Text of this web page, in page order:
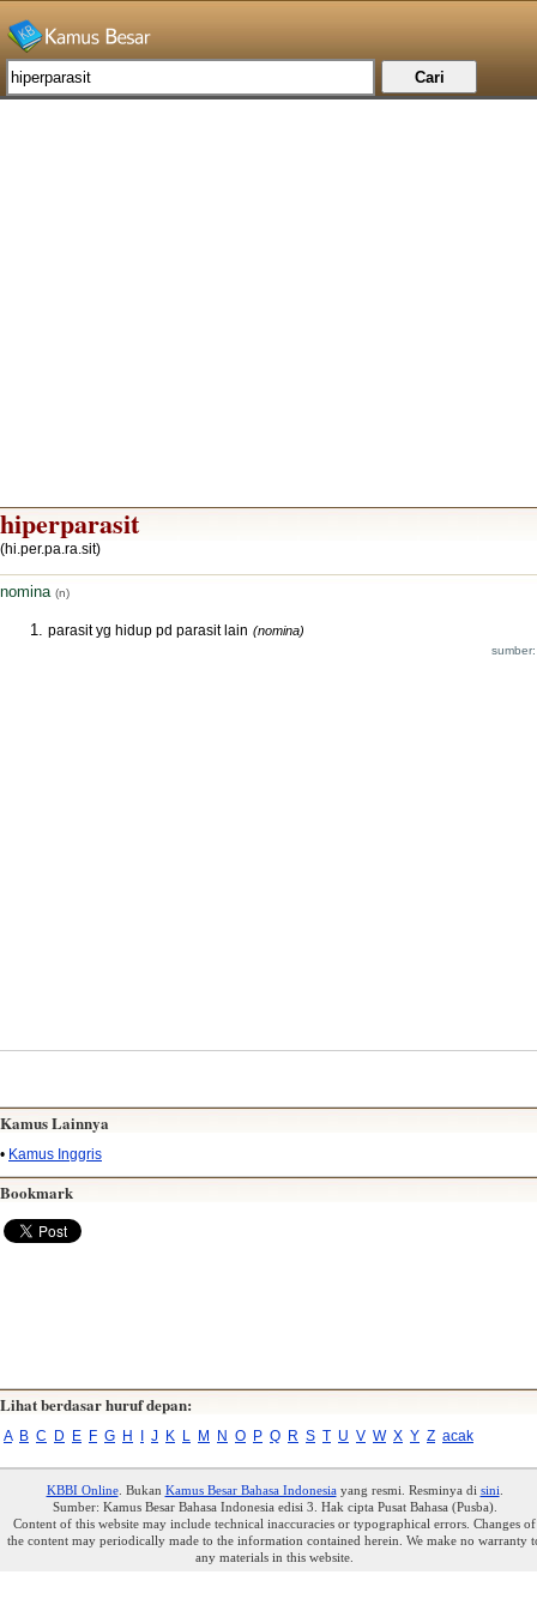
hiperparasit
(hi.per.pa.ra.sit)
nomina (n)
parasit yg hidup pd parasit lain (nomina)
Kamus Lainnya
• Kamus Inggris
Bookmark
Lihat berdasar huruf depan:
A B C D E F G H I J K L M N O P Q R S T U V W X Y Z acak
KBBI Online. Bukan Kamus Besar Bahasa Indonesiayang resmi. Resminya di sini
Sumber: Kamus Besar Bahasa Indonesia edisi 3. Hak cipta Pusat Bahasa (Pusba).
Content of this website may include technical inaccuracies or typographical errors. Changes of
the content may periodically made to the information contained herein. We make no warranty
any materials in this website.